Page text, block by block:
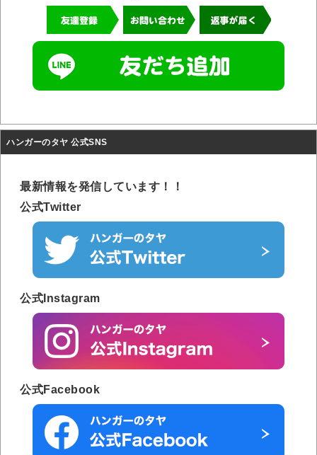
ハンガーのタヤ 公式SNS
最新情報を発信しています！！
公式Twitter
公式Instagram
公式Facebook